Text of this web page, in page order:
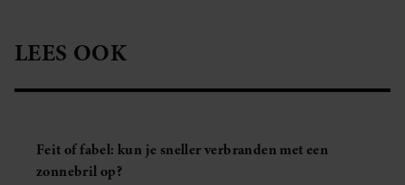
LEES OOK
Feit of fabel: kun je sneller verbranden met een
zonnebril op?